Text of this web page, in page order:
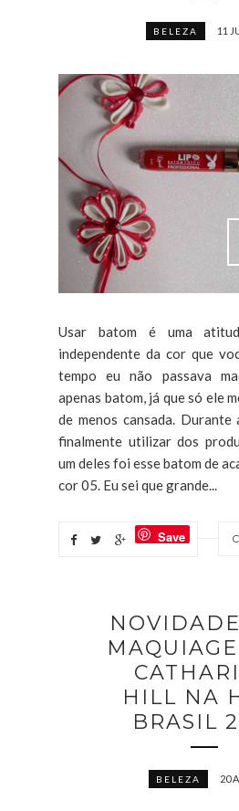
BELEZA 11
Usar batom é uma
independente da cor que
tempo eu não passava
apenas batom, já que só ele
de menos cansada.
finalmente utilizar dos
um deles foi esse batom de
cor 05. Eu sei que grande...
Save
HILL NA
BRASIL
BELEZA 20